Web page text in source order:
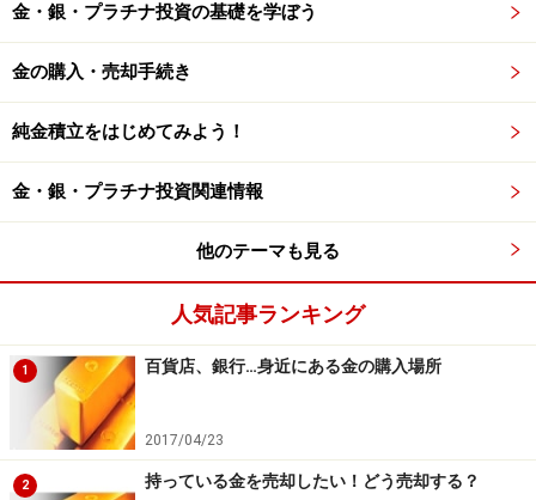
【編集部からのお知らせ】
・「家計」について、
を実施
※抽選で20名にAmazonギフト券1000円分プレゼント
※謝礼付きの限定アンケートやモニター企画に参加が可能に
なります
金・銀・プラチナ投資の基礎を学ぼう
金の購入・売却手続き
純金積立をはじめてみよう！
金・銀・プラチナ投資関連情報
他のテーマも見る
人気記事ランキング
1 百貨店、銀行…身近にある金の購入場所
2017/04/23
2 持っている金を売却したい！どう売却する？